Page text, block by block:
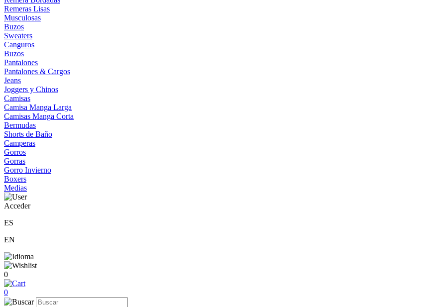
Remeras Lisas
Musculosas
Buzos
Sweaters
Canguros
Buzos
Pantalones
Pantalones & Cargos
Jeans
Joggers y Chinos
Camisas
Camisa Manga Larga
Camisas Manga Corta
Bermudas
Shorts de Baño
Camperas
Gorros
Gorras
Gorro Invierno
Boxers
Medias
Acceder
ES
EN
0
0